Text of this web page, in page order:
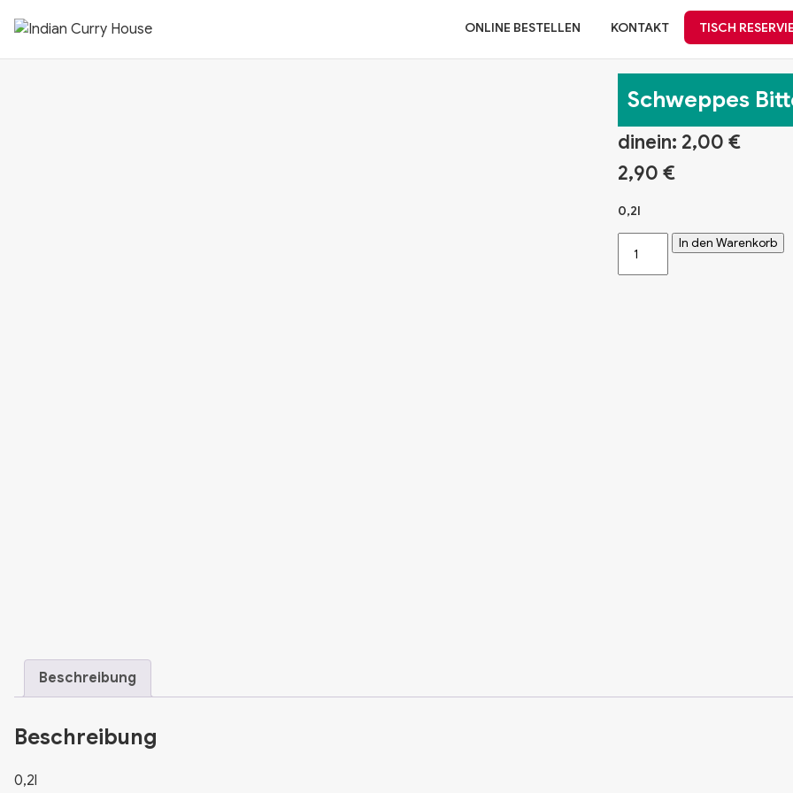
ONLINE BESTELLEN KONTAKT TISCH
Schweppes
dinein: 2,00€
2,90€
0,2l
Schweppes
Bitter
In den Warenkorb
Beschreibung
Beschreibung
0,2l